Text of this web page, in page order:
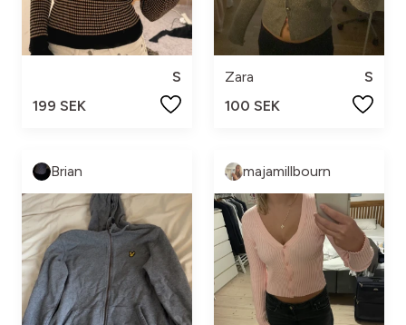
S
199 SEK
Zara
S
100 SEK
Brian majamillbourn